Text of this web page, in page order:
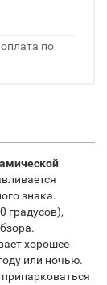
по
знака.
градусов),
хорошее
или ночью.